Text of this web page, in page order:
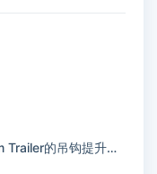
的吊钩提升附加装置